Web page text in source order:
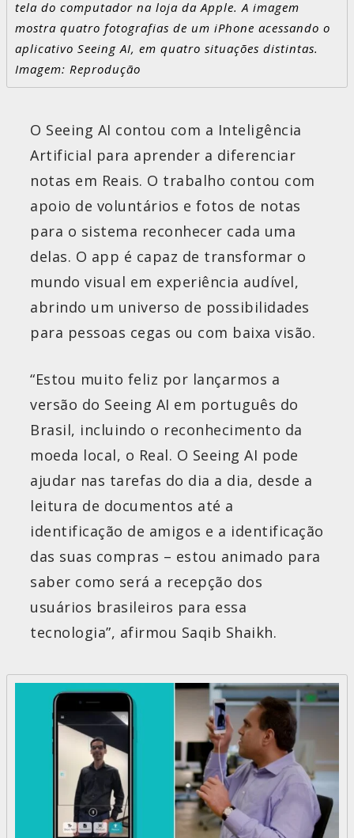
tela do computador na loja da Apple. A imagem
mostra quatro fotografias de um iPhone acessando o
aplicativo Seeing AI, em quatro situações distintas.
Imagem: Reprodução
O Seeing AI contou com a Inteligência
Artificial para aprender a diferenciar
notas em Reais. O trabalho contou com
apoio de voluntários e fotos de notas
para o sistema reconhecer cada uma
delas. O app é capaz de transformar o
mundo visual em experiência audível,
abrindo um universo de possibilidades
para pessoas cegas ou com baixa visão.
“Estou muito feliz por lançarmos a
versão do Seeing AI em português do
Brasil, incluindo o reconhecimento da
moeda local, o Real. O Seeing AI pode
ajudar nas tarefas do dia a dia, desde a
leitura de documentos até a
identificação de amigos e a identificação
das suas compras – estou animado para
saber como será a recepção dos
usuários brasileiros para essa
tecnologia”, afirmou Saqib Shaikh.